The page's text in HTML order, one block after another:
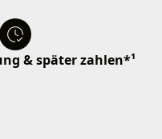
& später zahlen*¹